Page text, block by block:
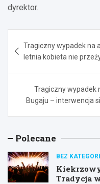
dyrektor.
wpisu
Tragiczny wypadek na
letnia kobieta nie
Tragiczny wypadek
Bugaju – interwencja
Polecane
BEZ
Tradycja